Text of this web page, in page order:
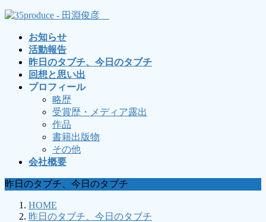
コ
ナ
お知らせ
活動報告
昨日のタブチ、今日のタブチ
回想と思い出
プロフィール
略歴
受賞歴・メディア露出
作品
書籍出版物
その他
会社概要
昨日のタブチ、今日のタブチ
HOME
昨日のタブチ、今日のタブチ